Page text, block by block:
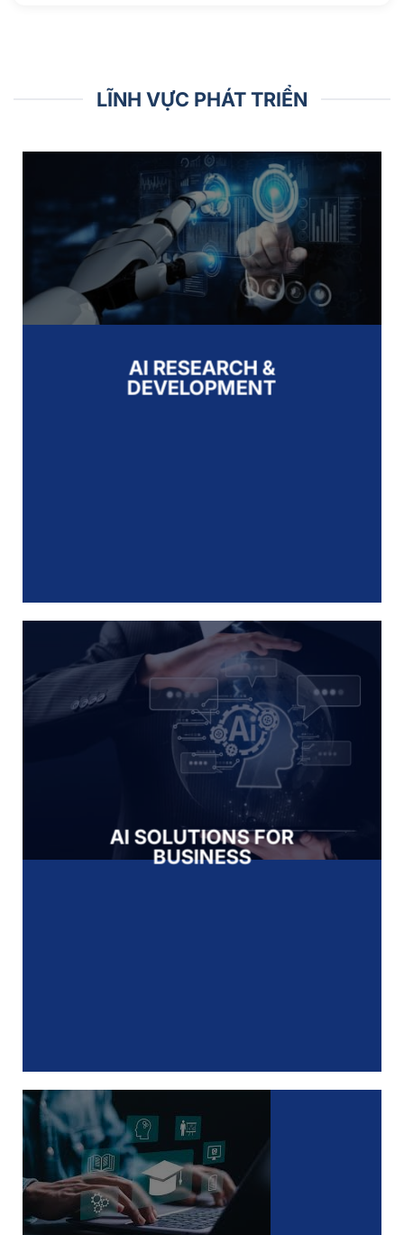
LĨNH VỰC PHÁT TRIỂN
AI RESEARCH &
DEVELOPMENT
AI SOLUTIONS FOR
BUSINESS